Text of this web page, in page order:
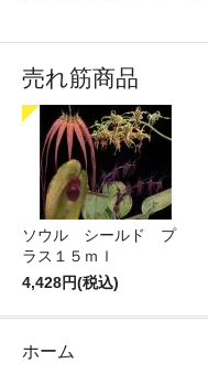
売れ筋商品
ソウル シールド プ
ラス１５ｍｌ
4,428円(税込)
ホーム